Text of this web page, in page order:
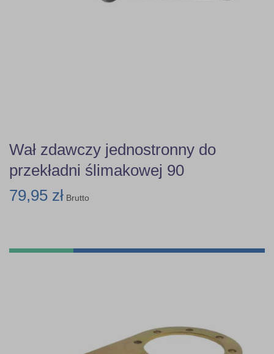
Wał zdawczy jednostronny do
przekładni ślimakowej 90
79,95 zł Brutto